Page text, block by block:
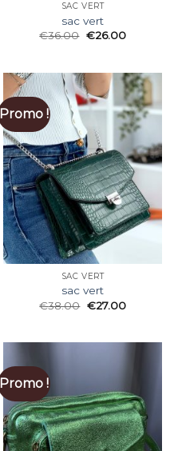
SAC VERT
sac vert
€36.00 €26.00
Promo !
SAC VERT
sac vert
€38.00 €27.00
Promo !